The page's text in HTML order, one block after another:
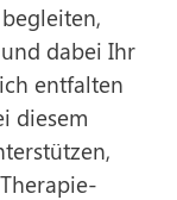
dabei Ihr
entfalten
diesem